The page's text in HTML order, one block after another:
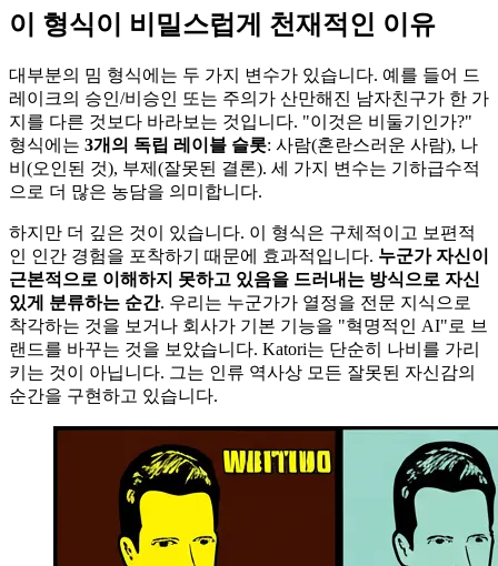
이 형식이 비밀스럽게 천재적인 이유
대부분의 밈 형식에는 두 가지 변수가 있습니다. 예를 들어 드
레이크의 승인/비승인 또는 주의가 산만해진 남자친구가 한 가
지를 다른 것보다 바라보는 것입니다. "이것은 비둘기인가?"
형식에는 3개의 독립 레이블 슬롯: 사람(혼란스러운 사람), 나
비(오인된 것), 부제(잘못된 결론). 세 가지 변수는 기하급수적
으로 더 많은 농담을 의미합니다.
하지만 더 깊은 것이 있습니다. 이 형식은 구체적이고 보편적
인 인간 경험을 포착하기 때문에 효과적입니다. 누군가 자신이
근본적으로 이해하지 못하고 있음을 드러내는 방식으로 자신
있게 분류하는 순간. 우리는 누군가가 열정을 전문 지식으로
착각하는 것을 보거나 회사가 기본 기능을 "혁명적인 AI"로 브
랜드를 바꾸는 것을 보았습니다. Katori는 단순히 나비를 가리
키는 것이 아닙니다. 그는 인류 역사상 모든 잘못된 자신감의
순간을 구현하고 있습니다.